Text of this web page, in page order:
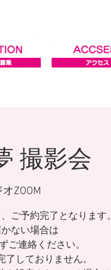
撮影会
ZOOM
ご予約完了となります。
ない場合は
ご連絡ください。
しておりません。